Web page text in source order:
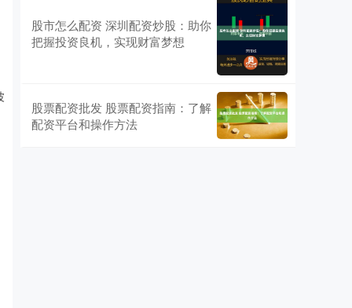
股市怎么配资 深圳配资炒股：助你
把握投资良机，实现财富梦想
股票配资批发 股票配资指南：了解
配资平台和操作方法